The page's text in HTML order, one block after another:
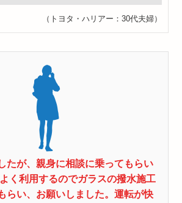
（トヨタ・ハリアー：30代夫婦）
たが、親身に相談に乗ってもらい
く利用するのでガラスの撥水施工
らい、お願いしました。運転が快